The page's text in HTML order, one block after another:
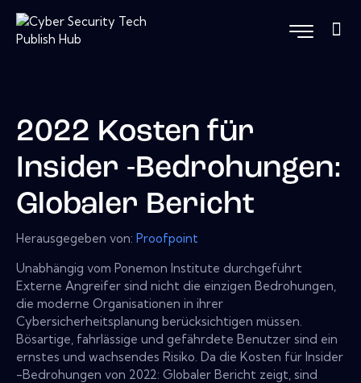
2022 Kosten für
Insider -Bedrohungen:
Globaler Bericht
Herausgegeben von: Proofpoint
Unabhängig vom Ponemon Institute durchgeführt
Externe Angreifer sind nicht die einzigen Bedrohungen,
die moderne Organisationen in ihrer
Cybersicherheitsplanung berücksichtigen müssen.
Bösartige, fahrlässige und gefährdete Benutzer sind ein
ernstes und wachsendes Risiko. Da die Kosten für Insider
-Bedrohungen von 2022: Globaler Bericht zeigt, sind